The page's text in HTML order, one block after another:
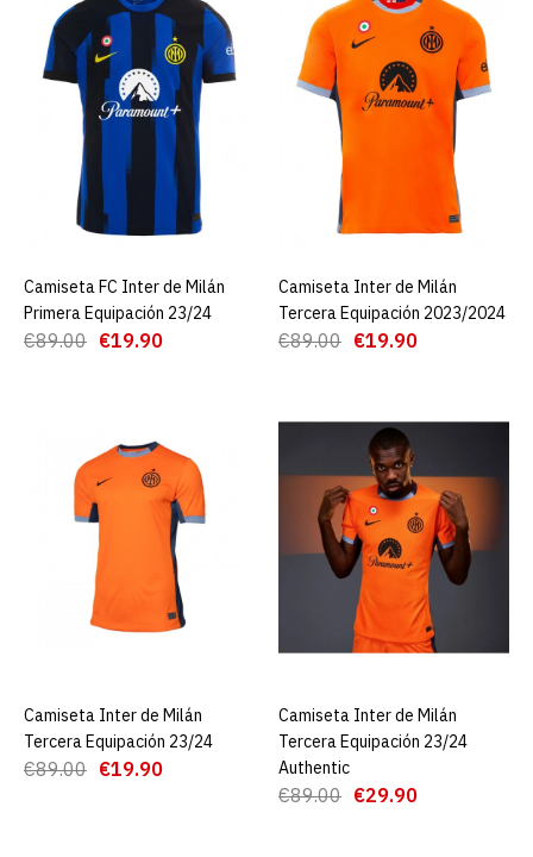
€89.00 €19.90
AGREGAR AL CARRO
ADD TO WISHLIST
3 Primera Equipación
23/24
AGREGAR AL CARRO
ADD TO COMPARE
ADD TO WISHLIST
Camiseta FC Inter de Milán
3 Tercera Equipación
€89.00 €25.00
AGREGAR AL CARRO
AGREGAR AL CARRO
Camiseta FC Inter de Milán
Primera Equipación 23/24
€89.00 €19.90
AGREGAR AL CARRO
Camiseta Inter de Milán
Tercera Equipación 2023/2024
€89.00 €19.90
AGREGAR AL CARRO
Camiseta Inter de Milán
Tercera Equipación 23/24
€89.00 €19.90
AGREGAR AL CARRO
Camiseta Inter de Milán
Tercera Equipación 23/24
Authentic
€89.00 €29.90